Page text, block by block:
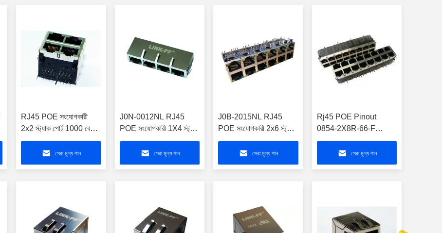
RJ45 POE সংযোগকারী
2x2 স্ট্যাক পোর্ট 1000 বেস-টি
চৌম্বক LPJG27082CNL
সেরা মূল্য পান
J0N-0012NL RJ45
POE সংযোগকারী 1X4 স্ট্যাক
পোর্ট গিগাবাইট Magjack
সেরা মূল্য পান
J0B-2015NL RJ45
POE সংযোগকারী 2x6 স্ট্যাক
পোর্ট 2.5 জি বেস-টি
Magjack
সেরা মূল্য পান
Rj45 POE Pinout
0854-2X8R-66-F
গিগাবাইট ম্যাগজ্যাক ভয়েস
2x8 স্ট্যাক পোর্ট 350mA
ডিসি
সেরা মূল্য পান